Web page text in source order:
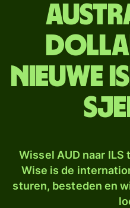
Nieuwe
Wissel AUD naar
Wise is de
sturen, besteden en